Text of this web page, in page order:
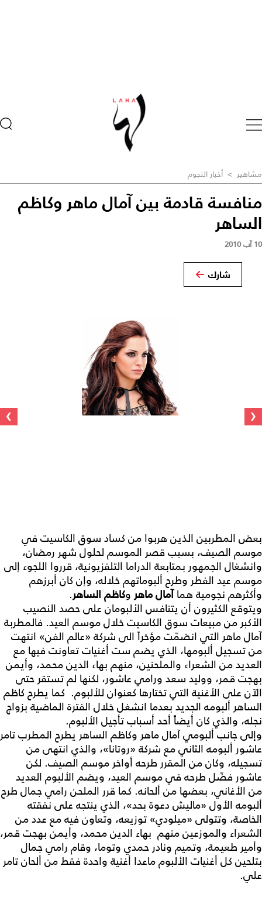
مشاهير > أخبار النجوم
منافسة قادمة بين آمال ماهر وكاظم
الساهر
10 آب 2010
شارك
‹
›
بعض المطربين الذين هربوا من كساد سوق الكاسيت في
موسم الصيف، بسبب قصر الموسم لحلول شهر رمضان،
وانشغال الجمهور بمتابعة الدراما التلفزيونية، قرروا اللجوء إلى
موسم عيد الفطر وطرح ألبوماتهم خلاله، وإن كان أبرزهم
وأكثرهم نجومية هماآمال ماهروكاظم الساهر.
ويتوقع الكثيرون أن يتنافس الألبومان على حصد النصيب
الأكبر من مبيعات سوق الكاسيت خلال موسم العيد. فالمطربة
آمال ماهر التي انضمّت مؤخراً الى شركة «عالم الفن» انتهت
من تسجيل ألبومها، الذي يضم ست أغنيات تعاونت فيها مع
العديد من الشعراء والملحنين، منهم بهاء الدين محمد، وأيمن
بهجت قمر، ووليد سعد ورامي عاشور، لكنها لم تستقر حتى
الآن على الأغنية التي تختارها كعنوان للألبوم. كما يطرح كاظم
الساهر ألبومه الجديد بعدما انشغل خلال الفترة الماضية بزواج
نجله، والذي كان أيضاً أحد أسباب تأجيل الألبوم.
وإلى جانب ألبومي آمال ماهر وكاظم الساهر يطرح المطرب تامر
عاشور ألبومه الثاني مع شركة «روتانا»، والذي انتهى من
تسجيله، وكان من المقرر طرحه أواخر موسم الصيف. لكن
عاشور فضّل طرحه في موسم العيد، ويضم الألبوم العديد
من الأغاني، بعضها من ألحانه. كما قرر الملحن رامي جمال طرح
ألبومه الأول «ماليش دعوة بحد»، الذي ينتجه على نفقته
الخاصة، وتتولى «ميلودي» توزيعه، وتعاون فيه مع عدد من
الشعراء والموزعين منهم بهاء الدين محمد، وأيمن بهجت قمر،
وأمير طعيمة، وتميم ونادر حمدي وتوما، وقام رامي جمال
بتلحين كل أغنيات الألبوم ماعدا أغنية واحدة فقط من ألحان تامر
علي.